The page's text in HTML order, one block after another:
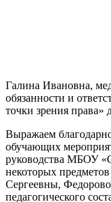
Галина Ивановна,
обязанности и
точки зрения права»
Выражаем
обучающих
руководства МБОУ
некоторых
Сергеевны,
педагогического